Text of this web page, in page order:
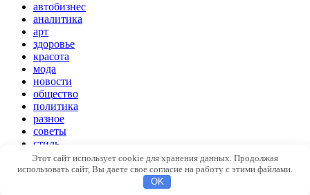
автобизнес
аналитика
арт
здоровье
красота
мода
новости
общество
политика
разное
советы
стиль
экономика
Модный стиль. Все права защищены
Этот сайт использует cookie для хранения данных. Продолжая
использовать сайт, Вы даете свое согласие на работу с этими файлами.
OK